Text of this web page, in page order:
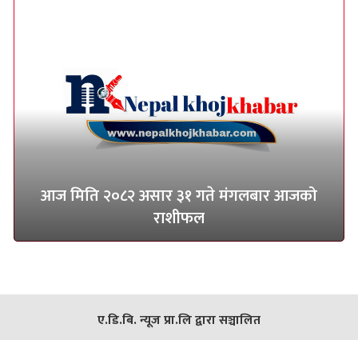
आज मिति २०८२ असार ३१ गते मंगलबार आजको
राशीफल
ए.डि.बि. न्यूज प्रा.लि द्वारा सञ्चालित